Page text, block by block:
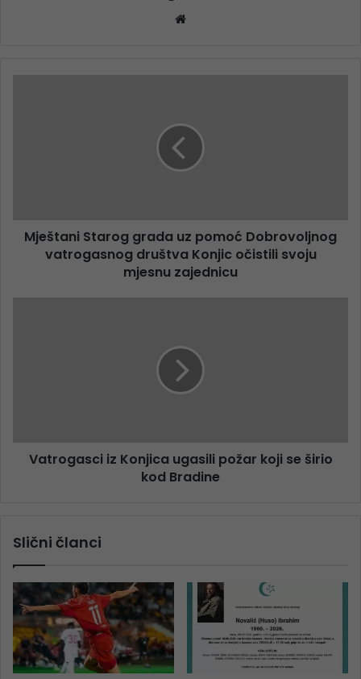
Mještani Starog grada uz pomoć Dobrovoljnog
vatrogasnog društva Konjic očistili svoju
mjesnu zajednicu
Vatrogasci iz Konjica ugasili požar koji se širio
kod Bradine
Slični članci